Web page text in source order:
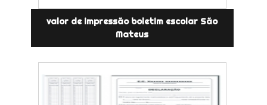
valor de impressão boletim escolar São
Mateus